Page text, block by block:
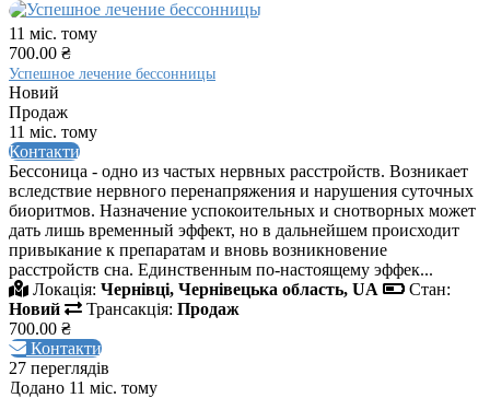
11 міс. тому
700.00 ₴
Успешное лечение бессонницы
Новий
Продаж
11 міс. тому
Контакти
Бессоница - одно из частых нервных расстройств. Возникает
вследствие нервного перенапряжения и нарушения суточных
биоритмов. Назначение успокоительных и снотворных может
дать лишь временный эффект, но в дальнейшем происходит
привыкание к препаратам и вновь возникновение
расстройств сна. Единственным по-настоящему эффек...
Локація: Чернівці, Чернівецька область, UA
Стан:
Новий
Трансакція: Продаж
700.00 ₴
Контакти
27 переглядів
Додано 11 міс. тому